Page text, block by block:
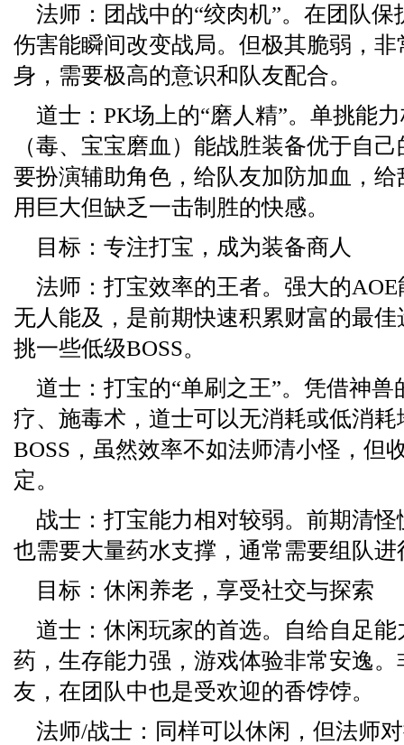
法师：团战中的“绞肉机”。在团队
伤害能瞬间改变战局。但极其脆弱，
身，需要极高的意识和队友配合。
道士：PK场上的“磨人精”。单挑能
（毒、宝宝磨血）能战胜装备优于自
要扮演辅助角色，给队友加防加血，
用巨大但缺乏一击制胜的快感。
目标：专注打宝，成为装备商人
法师：打宝效率的王者。强大的
无人能及，是前期快速积累财富的最
挑一些低级BOSS。
道士：打宝的“单刷之王”。凭借神
疗、施毒术，道士可以无消耗或低消
BOSS，虽然效率不如法师清小怪，但
定。
战士：打宝能力相对较弱。前期清怪
也需要大量药水支撑，通常需要组队进
目标：休闲养老，享受社交与探索
道士：休闲玩家的首选。自给自足
药，生存能力强，游戏体验非常安逸
友，在团队中也是受欢迎的香饽饽。
法师/战士：同样可以休闲，但法师